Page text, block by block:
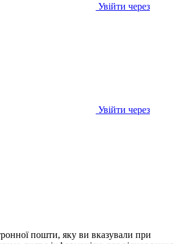
Увійти через
Увійти через
пошти, яку ви вказували при